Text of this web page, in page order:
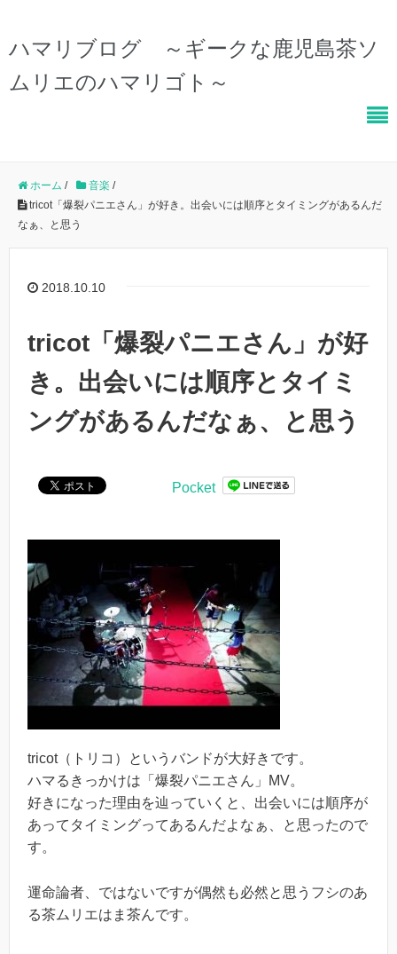
ハマリブログ ～ギークな鹿児島茶ソ
ムリエのハマリゴト～
ホーム / 音楽 /
tricot「爆裂パニエさん」が好き。出会いには順序とタイミングがあるんだ
なぁ、と思う
2018.10.10
tricot「爆裂パニエさん」が好
き。出会いには順序とタイミ
ングがあるんだなぁ、と思う
Pocket
tricot（トリコ）というバンドが大好きです。
ハマるきっかけは「爆裂パニエさん」MV。
好きになった理由を辿っていくと、出会いには順序が
あってタイミングってあるんだよなぁ、と思ったので
す。
運命論者、ではないですが偶然も必然と思うフシのあ
る茶ムリエはま茶んです。